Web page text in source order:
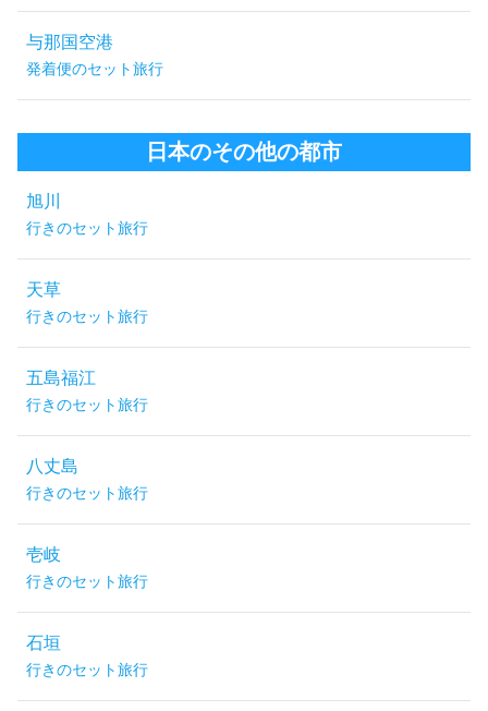
与那国空港
発着便のセット旅行
日本のその他の都市
旭川
行きのセット旅行
天草
行きのセット旅行
五島福江
行きのセット旅行
八丈島
行きのセット旅行
壱岐
行きのセット旅行
石垣
行きのセット旅行